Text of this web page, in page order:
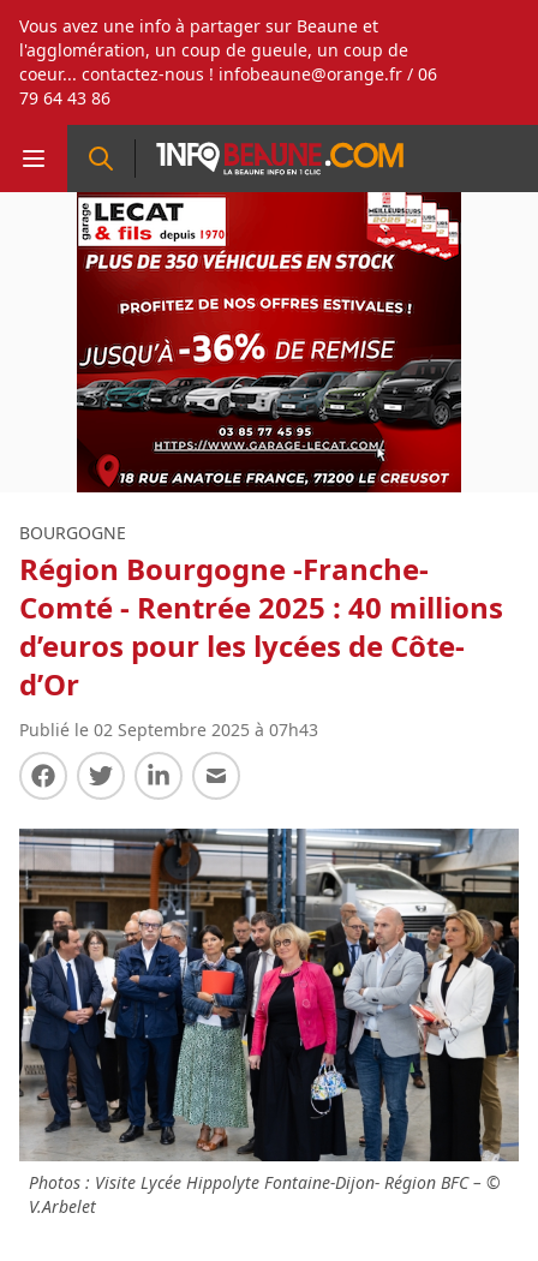
Vous avez une info à partager sur Beaune et
l'agglomération, un coup de gueule, un coup de
coeur... contactez-nous ! infobeaune@orange.fr / 06
79 64 43 86
BOURGOGNE
Région Bourgogne -Franche-
Comté - Rentrée 2025 : 40 millions
d’euros pour les lycées de Côte-
d’Or
Publié le 02 Septembre 2025 à 07h43
Partager sur Facebook
Partager sur Twitter
Partager sur LinkedIn
Partager par E-mail
Photos : Visite Lycée Hippolyte Fontaine-Dijon- Région BFC – ©
V.Arbelet